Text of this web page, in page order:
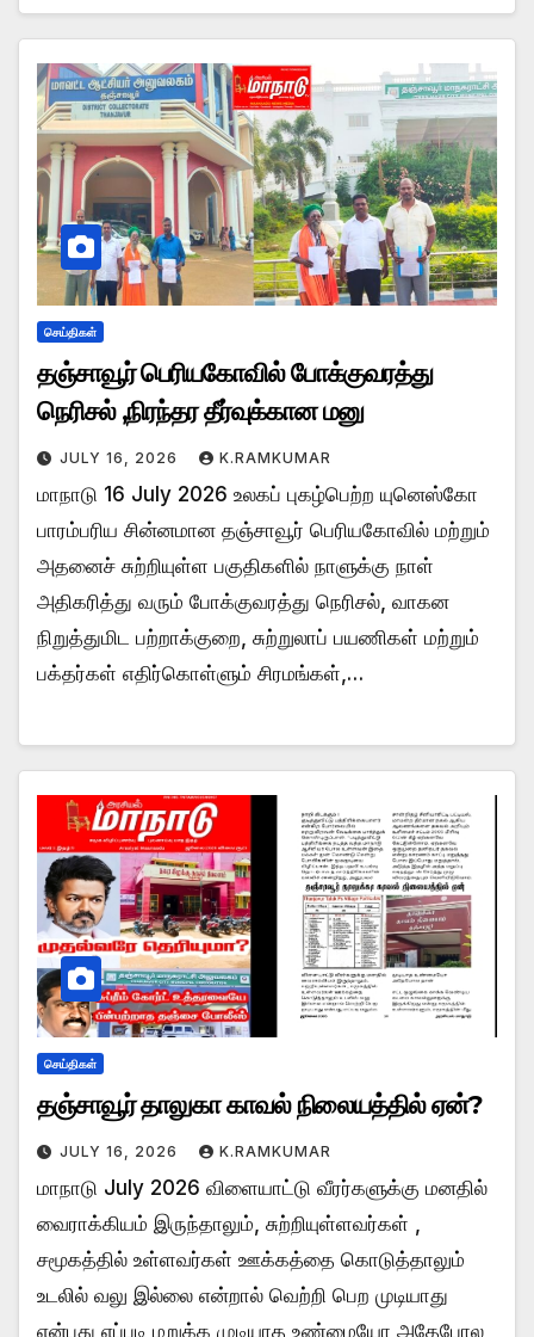
செய்திகள்
தஞ்சாவூர் பெரியகோவில் போக்குவரத்து
நெரிசல் ,நிரந்தர தீர்வுக்கான மனு
JULY 16, 2026 K.RAMKUMAR
மாநாடு 16 July 2026 உலகப் புகழ்பெற்ற யுனெஸ்கோ
பாரம்பரிய சின்னமான தஞ்சாவூர் பெரியகோவில் மற்றும்
அதனைச் சுற்றியுள்ள பகுதிகளில் நாளுக்கு நாள்
அதிகரித்து வரும் போக்குவரத்து நெரிசல், வாகன
நிறுத்துமிட பற்றாக்குறை, சுற்றுலாப் பயணிகள் மற்றும்
பக்தர்கள் எதிர்கொள்ளும் சிரமங்கள்,…
செய்திகள்
தஞ்சாவூர் தாலுகா காவல் நிலையத்தில் ஏன்?
JULY 16, 2026 K.RAMKUMAR
மாநாடு July 2026 விளையாட்டு வீரர்களுக்கு மனதில்
வைராக்கியம் இருந்தாலும், சுற்றியுள்ளவர்கள் ,
சமூகத்தில் உள்ளவர்கள் ஊக்கத்தை கொடுத்தாலும்
உடலில் வலு இல்லை என்றால் வெற்றி பெற முடியாது
என்பது எப்படி மறுக்க முடியாத உண்மையோ அதேபோல